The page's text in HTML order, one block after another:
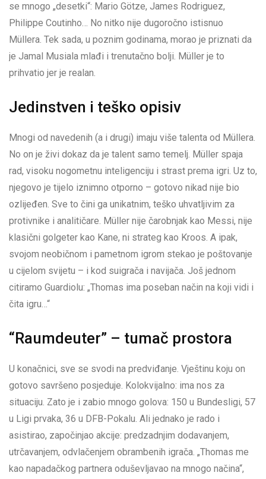
se mnogo „desetki“: Mario Götze, James Rodriguez,
Philippe Coutinho… No nitko nije dugoročno istisnuo
Müllera. Tek sada, u poznim godinama, morao je priznati da
je Jamal Musiala mlađi i trenutačno bolji. Müller je to
prihvatio jer je realan.
Jedinstven i teško opisiv
Mnogi od navedenih (a i drugi) imaju više talenta od Müllera.
No on je živi dokaz da je talent samo temelj. Müller spaja
rad, visoku nogometnu inteligenciju i strast prema igri. Uz to,
njegovo je tijelo iznimno otporno – gotovo nikad nije bio
ozlijeđen. Sve to čini ga unikatnim, teško uhvatljivim za
protivnike i analitičare. Müller nije čarobnjak kao Messi, nije
klasični golgeter kao Kane, ni strateg kao Kroos. A ipak,
svojom neobičnom i pametnom igrom stekao je poštovanje
u cijelom svijetu – i kod suigrača i navijača. Još jednom
citiramo Guardiolu: „Thomas ima poseban način na koji vidi i
čita igru…“
“Raumdeuter” – tumač prostora
U konačnici, sve se svodi na predviđanje. Vještinu koju on
gotovo savršeno posjeduje. Kolokvijalno: ima nos za
situaciju. Zato je i zabio mnogo golova: 150 u Bundesligi, 57
u Ligi prvaka, 36 u DFB-Pokalu. Ali jednako je rado i
asistirao, započinjao akcije: predzadnjim dodavanjem,
utrčavanjem, odvlačenjem obrambenih igrača. „Thomas me
kao napadačkog partnera oduševljavao na mnogo načina“,